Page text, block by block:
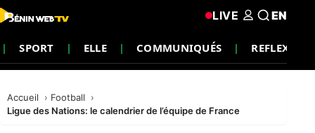
SPORT ELLE COMMUNIQUÉS REFLEXION
LIVE EN
Accueil
Football
Ligue des Nations: le calendrier de l’équipe de France